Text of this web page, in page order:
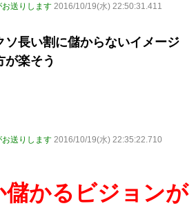
送りします 2016/10/19(水) 22:50:31.411
ソ長い割に儲からないイメージ
が楽そう
送りします 2016/10/19(水) 22:35:22.710
かるビジョンが